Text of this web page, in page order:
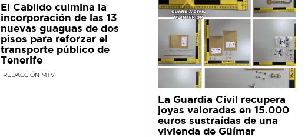
El Cabildo culmina la
incorporación de las 13
nuevas guaguas de dos
pisos para reforzar el
transporte público de
Tenerife
REDACCIÓN MTV
La Guardia Civil recupera
joyas valoradas en 15.000
euros sustraídas de una
vivienda de Güímar